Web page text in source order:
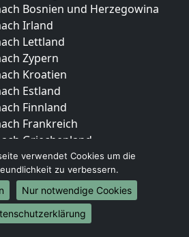
Bosnien und Herzegowina
Irland
Lettland
Zypern
Kroatien
Estland
Finnland
Frankreich
Griechenland
Italien
Liechtenstein
Luxemburg
Niederlande
Norwegen
verwendet Cookies um die
zu verbessern.
Nur notwendige Cookies